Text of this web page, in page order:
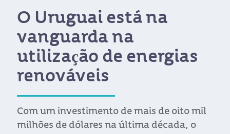
O Uruguai está na
vanguarda na
utilização de energias
renováveis
Com um investimento de mais de oito mil
milhões de dólares na última década, o